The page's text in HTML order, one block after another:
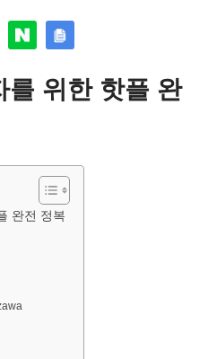
를 위한 핫플 완
완전 정복